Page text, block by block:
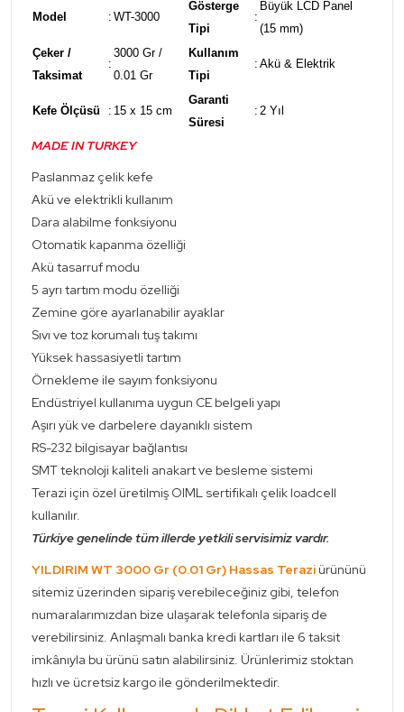
Model : WT-3000
Gösterge
Tipi
:
Büyük LCD Panel
(15 mm)
Çeker /
Taksimat
:
3000 Gr /
0.01 Gr
Kullanım
Tipi
: Akü & Elektrik
Kefe Ölçüsü : 15 x 15 cm
Garanti
Süresi
: 2 Yıl
MADE IN TURKEY
Paslanmaz çelik kefe
Akü ve elektrikli kullanım
Dara alabilme fonksiyonu
Otomatik kapanma özelliği
Akü tasarruf modu
5 ayrı tartım modu özelliği
Zemine göre ayarlanabilir ayaklar
Sıvı ve toz korumalı tuş takımı
Yüksek hassasiyetli tartım
Örnekleme ile sayım fonksiyonu
Endüstriyel kullanıma uygun CE belgeli yapı
Aşırı yük ve darbelere dayanıklı sistem
RS-232 bilgisayar bağlantısı
SMT teknoloji kaliteli anakart ve besleme sistemi
Terazi için özel üretilmiş OIML sertifikalı çelik loadcell
kullanılır.
Türkiye genelinde tüm illerde yetkili servisimiz vardır.
YILDIRIM WT 3000 Gr (0.01 Gr) Hassas Terazi ürününü
sitemiz üzerinden sipariş verebileceğiniz gibi, telefon
numaralarımızdan bize ulaşarak telefonla sipariş de
verebilirsiniz. Anlaşmalı banka kredi kartları ile 6 taksit
imkânıyla bu ürünü satın alabilirsiniz. Ürünlerimiz stoktan
hızlı ve ücretsiz kargo ile gönderilmektedir.